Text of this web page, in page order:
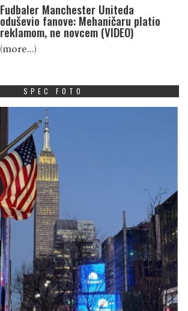
Fudbaler Manchester Uniteda
oduševio fanove: Mehaničaru platio
reklamom, ne novcem (VIDEO)
(more…)
SPEC FOTO